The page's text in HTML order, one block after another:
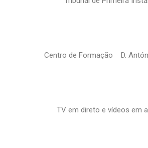
Centro de Formação D.
TV em direto e vídeos em